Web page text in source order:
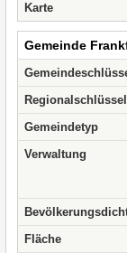
Karte
Gemeinde
Regionalschlüssel
Gemeindetyp
Verwaltung
Fläche